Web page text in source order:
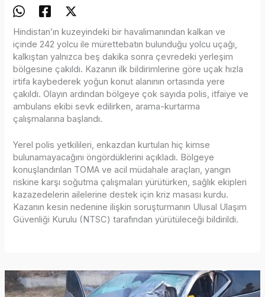
Hindistan’ın kuzeyindeki bir havalimanından kalkan ve
içinde 242 yolcu ile mürettebatın bulunduğu yolcu uçağı,
kalkıştan yalnızca beş dakika sonra çevredeki yerleşim
bölgesine çakıldı. Kazanın ilk bildirimlerine göre uçak hızla
irtifa kaybederek yoğun konut alanının ortasında yere
çakıldı. Olayın ardından bölgeye çok sayıda polis, itfaiye ve
ambulans ekibi sevk edilirken, arama-kurtarma
çalışmalarına başlandı.
Yerel polis yetkilileri, enkazdan kurtulan hiç kimse
bulunamayacağını öngördüklerini açıkladı. Bölgeye
konuşlandırılan TOMA ve acil müdahale araçları, yangın
riskine karşı soğutma çalışmaları yürütürken, sağlık ekipleri
kazazedelerin ailelerine destek için kriz masası kurdu.
Kazanın kesin nedenine ilişkin soruşturmanın Ulusal Ulaşım
Güvenliği Kurulu (NTSC) tarafından yürütüleceği bildirildi.